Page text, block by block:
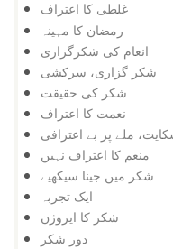
غلطی کا اعتراف
رمضان کا مہینہ
انعام کی شکرگزاری
شکر گزاری، سرکشی
شکر کی حقیقت
نعمت کا اعتراف
ملے پر بے اعترافی
منعم کا اعتراف نہیں
شکر میں جینا سیکھیے
ایک تجربہ
شکر کا ایروژن
دور شکر